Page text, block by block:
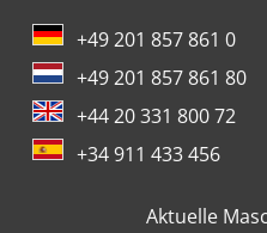
+49 201 857 861 0
+49 201 857 861 80
+44 20 331 800 72
+34 911 433 456
Aktuelle